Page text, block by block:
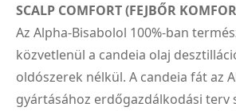
SCALP COMFORT (FEJBŐR
Az Alpha-Bisabolol 100%-ban
közvetlenül a candeia olaj
oldószerek nélkül. A candeia fát az
gyártásához erdőgazdálkodási terv